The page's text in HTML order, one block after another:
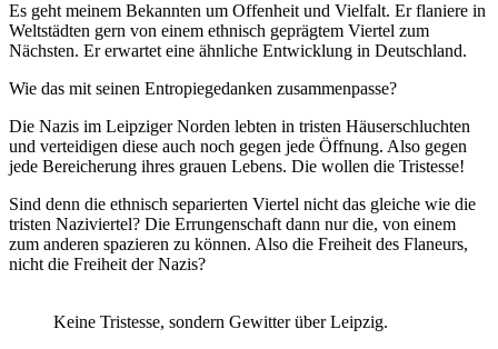
Es geht meinem Bekannten um Offenheit und Vielfalt. Er flaniere in
Weltstädten gern von einem ethnisch geprägtem Viertel zum
Nächsten. Er erwartet eine ähnliche Entwicklung in Deutschland.
Wie das mit seinen Entropiegedanken zusammenpasse?
Die Nazis im Leipziger Norden lebten in tristen Häuserschluchten
und verteidigen diese auch noch gegen jede Öffnung. Also gegen
jede Bereicherung ihres grauen Lebens. Die wollen die Tristesse!
Sind denn die ethnisch separierten Viertel nicht das gleiche wie die
tristen Naziviertel? Die Errungenschaft dann nur die, von einem
zum anderen spazieren zu können. Also die Freiheit des Flaneurs,
nicht die Freiheit der Nazis?
Keine Tristesse, sondern Gewitter über Leipzig.